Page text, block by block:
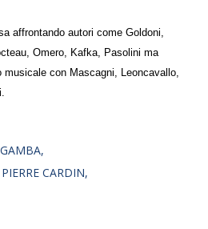
affrontando autori come Goldoni,
Omero, Kafka, Pasolini ma
con Mascagni, Leoncavallo,
PIERRE CARDIN